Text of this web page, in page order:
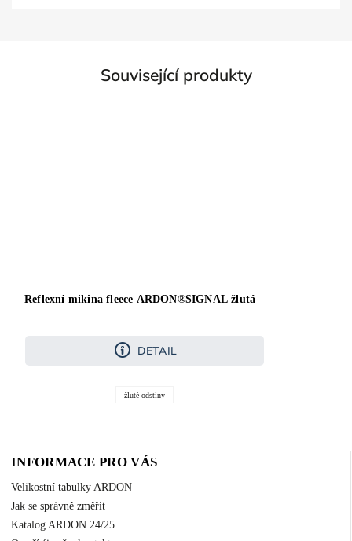
Související produkty
Reflexní mikina fleece ARDON®SIGNAL žlutá
DETAIL
žluté odstíny
INFORMACE PRO VÁS
Velikostní tabulky ARDON
Jak se správně změřit
Katalog ARDON 24/25